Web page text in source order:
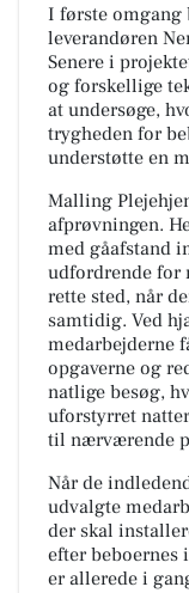
I første omgang
leverandøren
Senere i
og forskellige
at undersøge,
trygheden for
understøtte en
Malling
afprøvningen.
med gåafstand
udfordrende for
rette sted, når
samtidig. Ved
medarbejderne
opgaverne og
natlige besøg,
uforstyrret
til nærværende
Når de
udvalgte
der skal
efter beboernes
er allerede i